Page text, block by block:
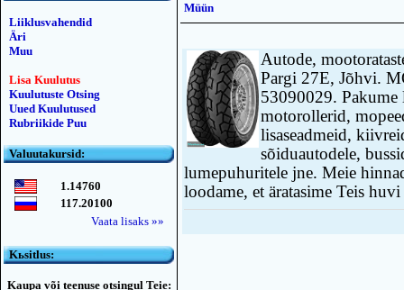
Liiklusvahendid
Äri
Muu
Lisa Kuulutus
Kuulutuste Otsing
Uued Kuulutused
Rubriikide Puu
Valuutakursid:
1.14760
117.20100
Vaata lisaks »»
Kьsitlus:
Kaupa või teenuse otsingul Teie:
Müün
Autode,
Pargi 27E, Jõhvi.
53090029. Pakume
motorollerid,
lisaseadmeid,
sõiduautodele,
lumepuhuritele jne. Meie
loodame, et äratasime Teis